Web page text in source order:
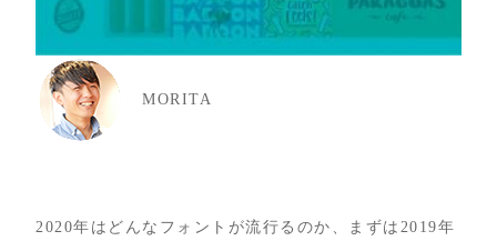
MORITA
2020年はどんなフォントが流行るのか、まずは2019年